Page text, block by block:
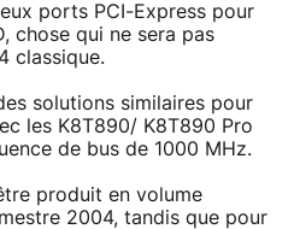
ports PCI-Express pour
chose qui ne sera pas
classique.
solutions similaires pour
les K8T890/ K8T890 Pro
de bus de 1000 MHz.
produit en volume
2004, tandis que pour